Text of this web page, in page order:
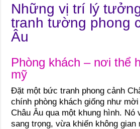
Những vị trí lý
tranh tường phong
Âu
Phòng khách – nơi thể
mỹ
Đặt một bức tranh phong cảnh
chính phòng khách giống như
Châu Âu qua một khung hình. Nó
sang trọng, vừa khiến không gian